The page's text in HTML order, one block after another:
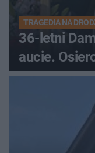
TRAGEDIA NA
36-letni
aucie.